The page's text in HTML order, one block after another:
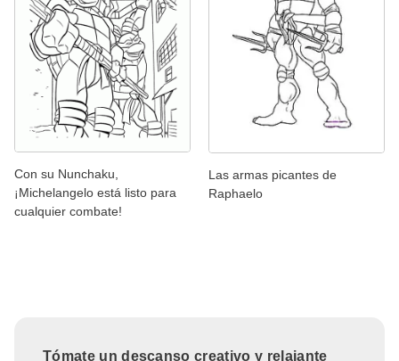
Con su Nunchaku,
¡Michelangelo está listo para
cualquier combate!
Las armas picantes de
Raphaelo
Tómate un descanso creativo y relajante